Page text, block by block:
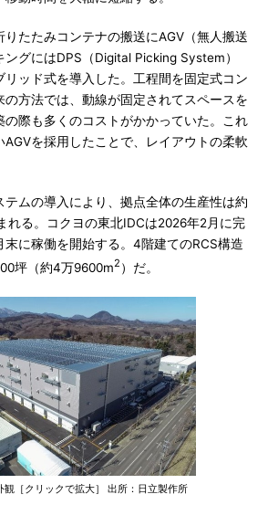
たたみコンテナの搬送にAGV（無人搬送
グにはDPS（Digital Picking System）
リッド式を導入した。工程間を固定式コン
方法では、動線が固定されてスペースを
の際も多くのコストがかかっていた。これ
AGVを採用したことで、レイアウトの柔軟
ムの導入により、拠点全体の生産性は約
れる。コクヨの東北IDCは2026年2月に完
末に稼働を開始する。4階建てのRCS構造
坪（約4万9600m2 ）だ。
観［クリックで拡大］ 出所：日立製作所